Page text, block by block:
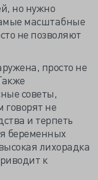
но нужно
масштабные
не позволяют
просто не
советы,
не
и терпеть
беременных
лихорадка
к